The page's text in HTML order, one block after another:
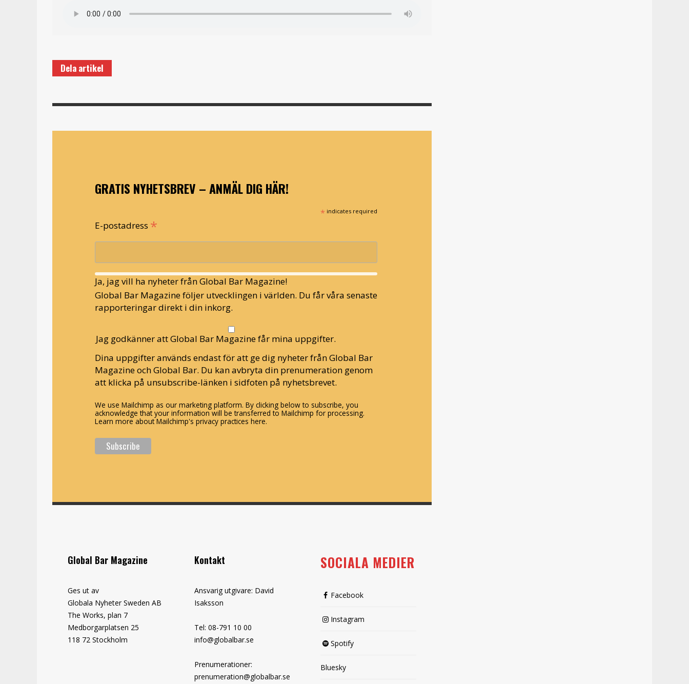
Dela artikel
GRATIS NYHETSBREV – ANMÄL DIG HÄR!
* indicates required
E-postadress *
Ja, jag vill ha nyheter från Global Bar Magazine!
Global Bar Magazine följer utvecklingen i världen. Du får våra senaste
rapporteringar direkt i din inkorg.
Jag godkänner att Global Bar Magazine får mina uppgifter.
Dina uppgifter används endast för att ge dig nyheter från Global Bar
Magazine och Global Bar. Du kan avbryta din prenumeration genom
att klicka på unsubscribe-länken i sidfoten på nyhetsbrevet.
We use Mailchimp as our marketing platform. By clicking below to subscribe, you
acknowledge that your information will be transferred to Mailchimp for processing.
Learn more about Mailchimp's privacy practices here.
Global Bar Magazine
Ges ut av
Globala Nyheter Sweden AB
The Works, plan 7
Medborgarplatsen 25
118 72 Stockholm
Kontakt
Ansvarig utgivare: David
Isaksson
Tel: 08-791 10 00
info@globalbar.se
Prenumerationer:
prenumeration@globalbar.se
SOCIALA MEDIER
Facebook
Instagram
Spotify
Bluesky